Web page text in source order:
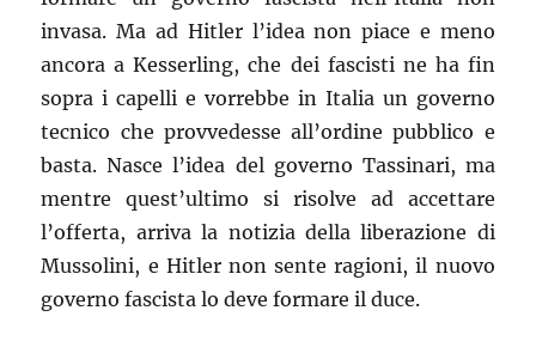
invasa. Ma ad Hitler l’idea non piace e meno
ancora a Kesserling, che dei fascisti ne ha fin
sopra i capelli e vorrebbe in Italia un governo
tecnico che provvedesse all’ordine pubblico e
basta. Nasce l’idea del governo Tassinari, ma
mentre quest’ultimo si risolve ad accettare
l’offerta, arriva la notizia della liberazione di
Mussolini, e Hitler non sente ragioni, il nuovo
governo fascista lo deve formare il duce.